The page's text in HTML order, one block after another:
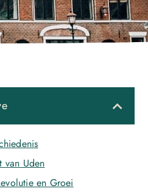
van Uden
en Groei